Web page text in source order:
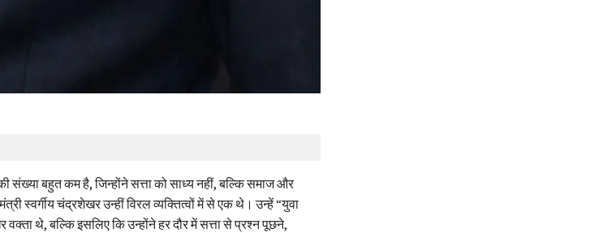
संख्या बहुत कम है, जिन्होंने सत्ता को साध्य नहीं, बल्कि समाज और
स्वर्गीय चंद्रशेखर उन्हीं विरल व्यक्तित्वों में से एक थे। उन्हें “युवा
थे, बल्कि इसलिए कि उन्होंने हर दौर में सत्ता से प्रश्न पूछने,